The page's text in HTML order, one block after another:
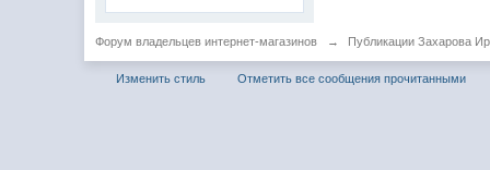
Форум владельцев интернет-магазинов → Публикации Захарова
Изменить стиль Отметить все сообщения прочитанными